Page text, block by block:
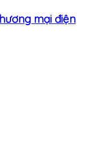
mại điện